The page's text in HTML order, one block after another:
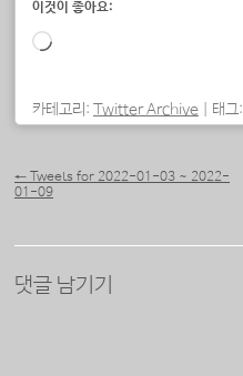
이것이 좋아요:
로
중...
카테고리: Twitter Archive 태그:
← Tweets for 2022-01-03 ~ 2022-
01-09
댓글 남기기